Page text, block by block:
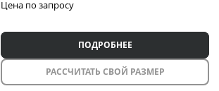
Цена по запросу
ПОДРОБНЕЕ
РАССЧИТАТЬ СВОЙ РАЗМЕР